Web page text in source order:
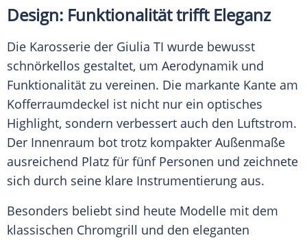
Design: Funktionalität trifft Eleganz
Die Karosserie der Giulia TI wurde bewusst
schnörkellos gestaltet, um Aerodynamik und
Funktionalität zu vereinen. Die markante Kante am
Kofferraumdeckel ist nicht nur ein optisches
Highlight, sondern verbessert auch den Luftstrom.
Der Innenraum bot trotz kompakter Außenmaße
ausreichend Platz für fünf Personen und zeichnete
sich durch seine klare Instrumentierung aus.
Besonders beliebt sind heute Modelle mit dem
klassischen Chromgrill und den eleganten